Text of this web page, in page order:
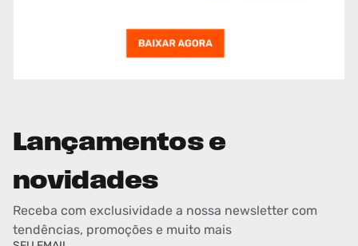
Lançamentos e
novidades
Receba com exclusividade a nossa newsletter com
tendências, promoções e muito mais